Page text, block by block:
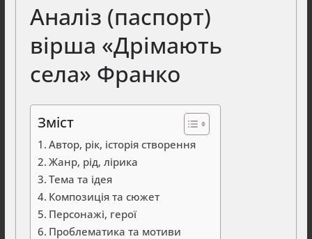
Аналіз (паспорт)
вірша «Дрімають
села» Франко
Зміст
Автор, рік, історія створення
Жанр, рід, лірика
Тема та ідея
Композиція та сюжет
Персонажі, герої
Проблематика та мотиви